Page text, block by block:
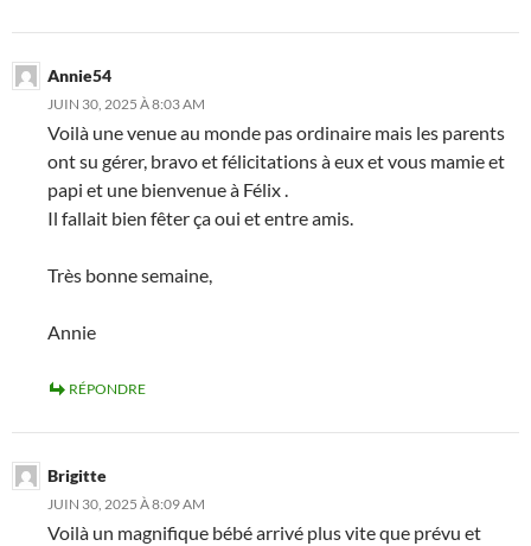
Annie54
JUIN 30, 2025 À 8:03 AM
Voilà une venue au monde pas ordinaire mais les parents
ont su gérer, bravo et félicitations à eux et vous mamie et
papi et une bienvenue à Félix .
Il fallait bien fêter ça oui et entre amis.
Très bonne semaine,
Annie
RÉPONDRE
Brigitte
JUIN 30, 2025 À 8:09 AM
Voilà un magnifique bébé arrivé plus vite que prévu et